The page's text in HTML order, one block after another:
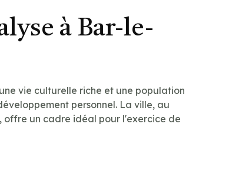
à Bar-le-
vie culturelle riche et une population
personnel. La ville, au
un cadre idéal pour l'exercice de